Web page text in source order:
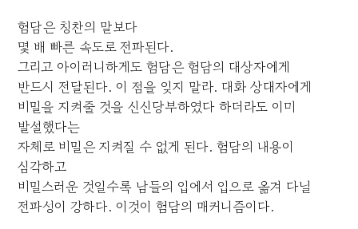
험담은 칭찬의 말보다
몇 배 빠른 속도로 전파된다.
그리고 아이러니하게도 험담은 험담의 대상자에게
반드시 전달된다. 이 점을 잊지 말라. 대화 상대자에게
비밀을 지켜줄 것을 신신당부하였다 하더라도 이미
발설했다는
자체로 비밀은 지켜질 수 없게 된다. 험담의 내용이
심각하고
비밀스러운 것일수록 남들의 입에서 입으로 옮겨 다닐
전파성이 강하다. 이것이 험담의 매커니즘이다.